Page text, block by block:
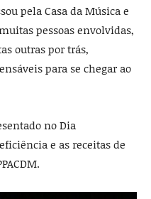
pela Casa da Música e
pessoas envolvidas,
outras por trás,
para se chegar ao
no Dia
e as receitas de